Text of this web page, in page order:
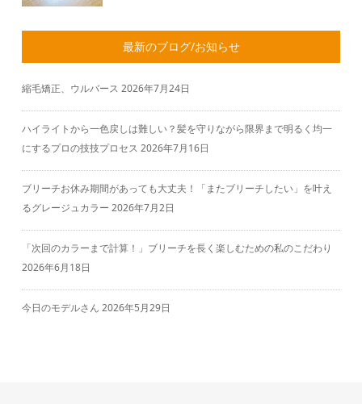
最新のブログ/お知らせ
縮毛矯正、ウルバース 2026年7月24日
ハイライトから一色戻しは難しい？髪を守りながら限界まで明るく均一
にするプロの技技プロセス 2026年7月16日
ブリーチお休み期間があっても大丈夫！「またブリーチしたい」を叶え
るグレージュカラー 2026年7月2日
「次回のカラーまで計算！」ブリーチを長く楽しむための私のこだわり
2026年6月18日
今日のモデルさん 2026年5月29日